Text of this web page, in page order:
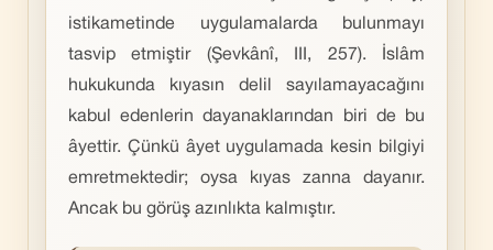
istikametinde uygulamalarda bulunmayı
tasvip etmiştir (Şevkânî, III, 257). İslâm
hukukunda kıyasın delil sayılamayacağını
kabul edenlerin dayanaklarından biri de bu
âyettir. Çünkü âyet uygulamada kesin bilgiyi
emretmektedir; oysa kıyas zanna dayanır.
Ancak bu görüş azınlıkta kalmıştır.